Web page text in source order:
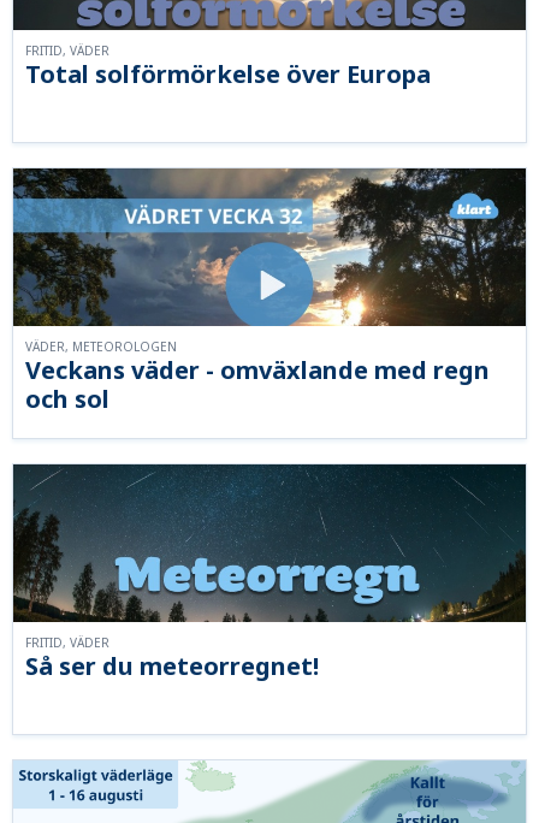
Total solförmörkelse över Europa
FRITID, VÄDER
Veckans väder - omväxlande med regn
och sol
VÄDER, METEOROLOGEN
Så ser du meteorregnet!
FRITID, VÄDER